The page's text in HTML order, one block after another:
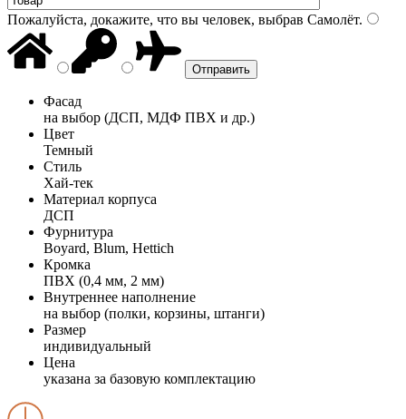
Пожалуйста, докажите, что вы человек, выбрав Самолёт.
Фасад
на выбор (ДСП, МДФ ПВХ и др.)
Цвет
Темный
Стиль
Хай-тек
Материал корпуса
ДСП
Фурнитура
Boyard, Blum, Hettich
Кромка
ПВХ (0,4 мм, 2 мм)
Внутреннее наполнение
на выбор (полки, корзины, штанги)
Размер
индивидуальный
Цена
указана за базовую комплектацию